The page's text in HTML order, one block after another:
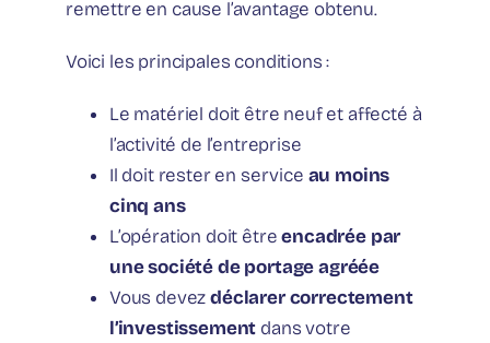
remettre en cause l’avantage obtenu.
Voici les principales conditions :
Le matériel doit être neuf et affecté à
l’activité de l’entreprise
Il doit rester en service au moins
cinq ans
L’opération doit êtreencadrée par
une société de portage agréée
Vous devezdéclarer correctement
l’investissement dans votre